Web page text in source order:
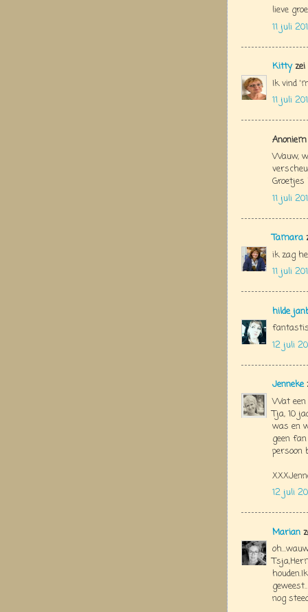
lieve
11 juli
Kittyzei
Ik vind
11 juli
Wauw,
Groetjes
11 juli
Tamara
ik zag
11 juli
hilde
12 juli
Jenneke
Wat een
Tja, 10
was en
geen
persoon
12 juli
Marian
nog